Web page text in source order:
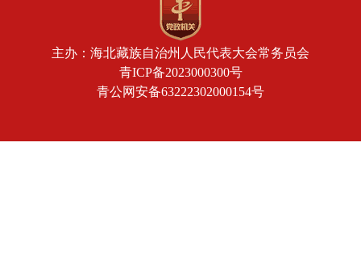
主办：海北藏族自治州人民代表大会常务员会
青ICP备2023000300号
青公网安备63222302000154号